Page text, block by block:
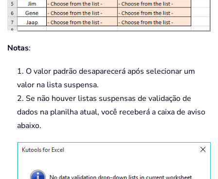
Notas:
1. O valor padrão desaparecerá após selecionar um
valor na lista suspensa.
2. Se não houver listas suspensas de validação de
dados na planilha atual, você receberá a caixa de aviso
abaixo.